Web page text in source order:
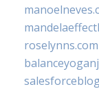
roselynns.com